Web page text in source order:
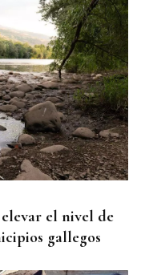
el nivel de
gallegos